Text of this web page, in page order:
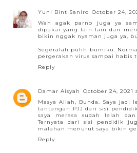
Yuni Bint Saniro October 24,
Wah agak parno juga ya
dipakai yang lain-lain dan
bikin nggak nyaman juga ya,
Segeralah pulih bumiku.
pergerakan virus sampai habis
Reply
Damar Aisyah
October 24, 2021
Masya Allah, Bunda. Saya jadi
tantangan PJJ dari sisi
saya merasa sudah lelah
Ternyata dari sisi pendidik
malahan menurut saya bikin
Reply